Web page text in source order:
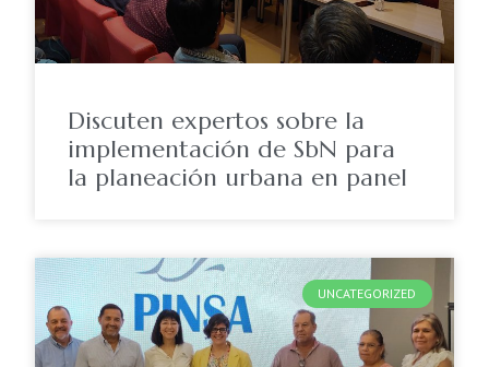
Discuten expertos sobre la
implementación de SbN para
la planeación urbana en panel
UNCATEGORIZED